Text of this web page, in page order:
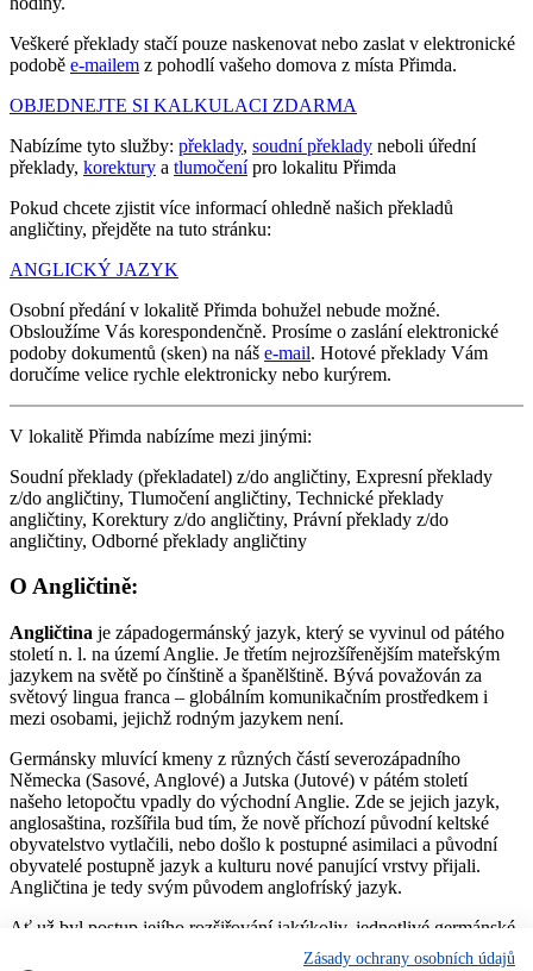
Veškeré překlady stačí pouze naskenovat nebo zaslat v elektronické
podobě e-mailem z pohodlí vašeho domova z místa Přimda.
OBJEDNEJTE SI KALKULACI ZDARMA
Nabízíme tyto služby: překlady, soudní překlady neboli úřední
překlady, korektury a tlumočenípro lokalitu Přimda
Pokud chcete zjistit více informací ohledně našich překladů
angličtiny, přejděte na tuto stránku:
ANGLICKÝ JAZYK
Osobní předání v lokalitě Přimda bohužel nebude možné.
Obsloužíme Vás korespondenčně. Prosíme o zaslání elektronické
podoby dokumentů (sken) na náš e-mail. Hotové překlady Vám
doručíme velice rychle elektronicky nebo kurýrem.
V lokalitě Přimda nabízíme mezi jinými:
Soudní překlady (překladatel) z/do angličtiny, Expresní překlady
z/do angličtiny, Tlumočení angličtiny, Technické překlady
angličtiny, Korektury z/do angličtiny, Právní překlady z/do
angličtiny, Odborné překlady angličtiny
O Angličtině:
Angličtina je západogermánský jazyk, který se vyvinul od pátého
století n. l. na území Anglie. Je třetím nejrozšířenějším mateřským
jazykem na světě po čínštině a španělštině. Bývá považován za
světový lingua franca – globálním komunikačním prostředkem i
mezi osobami, jejichž rodným jazykem není.
Germánsky mluvící kmeny z různých částí severozápadního
Německa (Sasové, Anglové) a Jutska (Jutové) v pátém století
našeho letopočtu vpadly do východní Anglie. Zde se jejich jazyk,
anglosaština, rozšířila bud tím, že nově příchozí původní keltské
obyvatelstvo vytlačili, nebo došlo k postupné asimilaci a původní
obyvatelé postupně jazyk a kulturu nové panující vrstvy přijali.
Angličtina je tedy svým původem anglofríský jazyk.
Ať už byl postup jejího rozšiřování jakýkoliv, jednotlivé germánské
dialekty se časem sloučily do jazyka dnes nazývanéhoZásady ochrany osobních údajů